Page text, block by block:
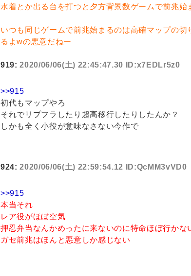
水着とか出る台を打つと夕方背景数ゲームで前兆始
いつも同じゲームで前兆始まるのは高確マップの
るよwの悪意だねー
919:2020/06/06(土) 22:45:47.30 ID:x7EDLr5z0
>>915
初代もマップやろ
それでリプフラしたり超高移行したりしたんか？
しかも全く小役が意味なさない今作で
924:2020/06/06(土) 22:59:54.12 ID:QcMM3vVD0
>>915
本当それ
レア役がほぼ空気
押忍弁当なんかめったに来ないのに特命ほぼ行かな
ガセ前兆はほんと悪意しか感じない